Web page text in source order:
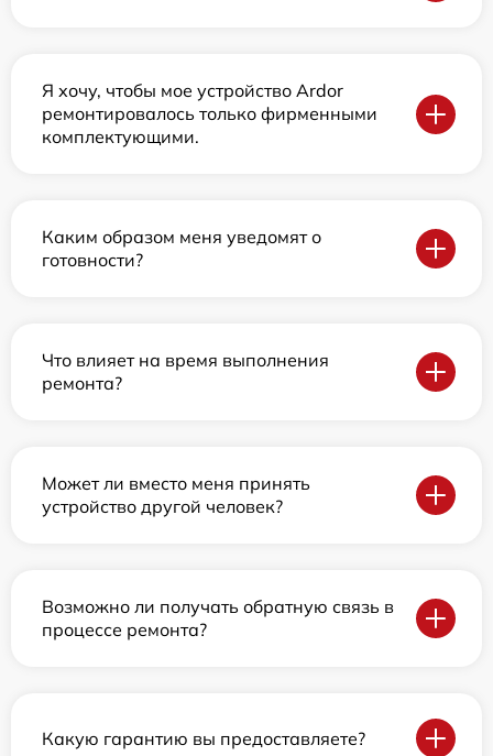
Я хочу, чтобы мое устройство Ardor
ремонтировалось только фирменными
комплектующими.
Каким образом меня уведомят о
готовности?
Что влияет на время выполнения
ремонта?
Может ли вместо меня принять
устройство другой человек?
Возможно ли получать обратную связь в
процессе ремонта?
Какую гарантию вы предоставляете?